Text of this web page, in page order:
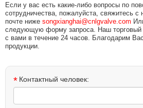
Если у вас есть какие-либо вопросы по
сотрудничества, пожалуйста, свяжитесь с
почте ниже songxianghai@cnlgvalve.com
следующую форму запроса. Наш торговый
с вами в течение 24 часов. Благодарим
продукции.
* Контактный человек: